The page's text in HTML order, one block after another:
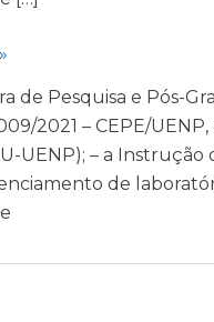
de Pesquisa e Pós-
2021 – CEPE/
UENP); – a
de